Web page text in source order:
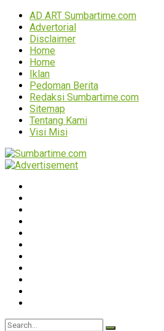
AD ART Sumbartime.com
Advertorial
Disclaimer
Home
Home
Iklan
Pedoman Berita
Redaksi Sumbartime.com
Sitemap
Tentang Kami
Visi Misi